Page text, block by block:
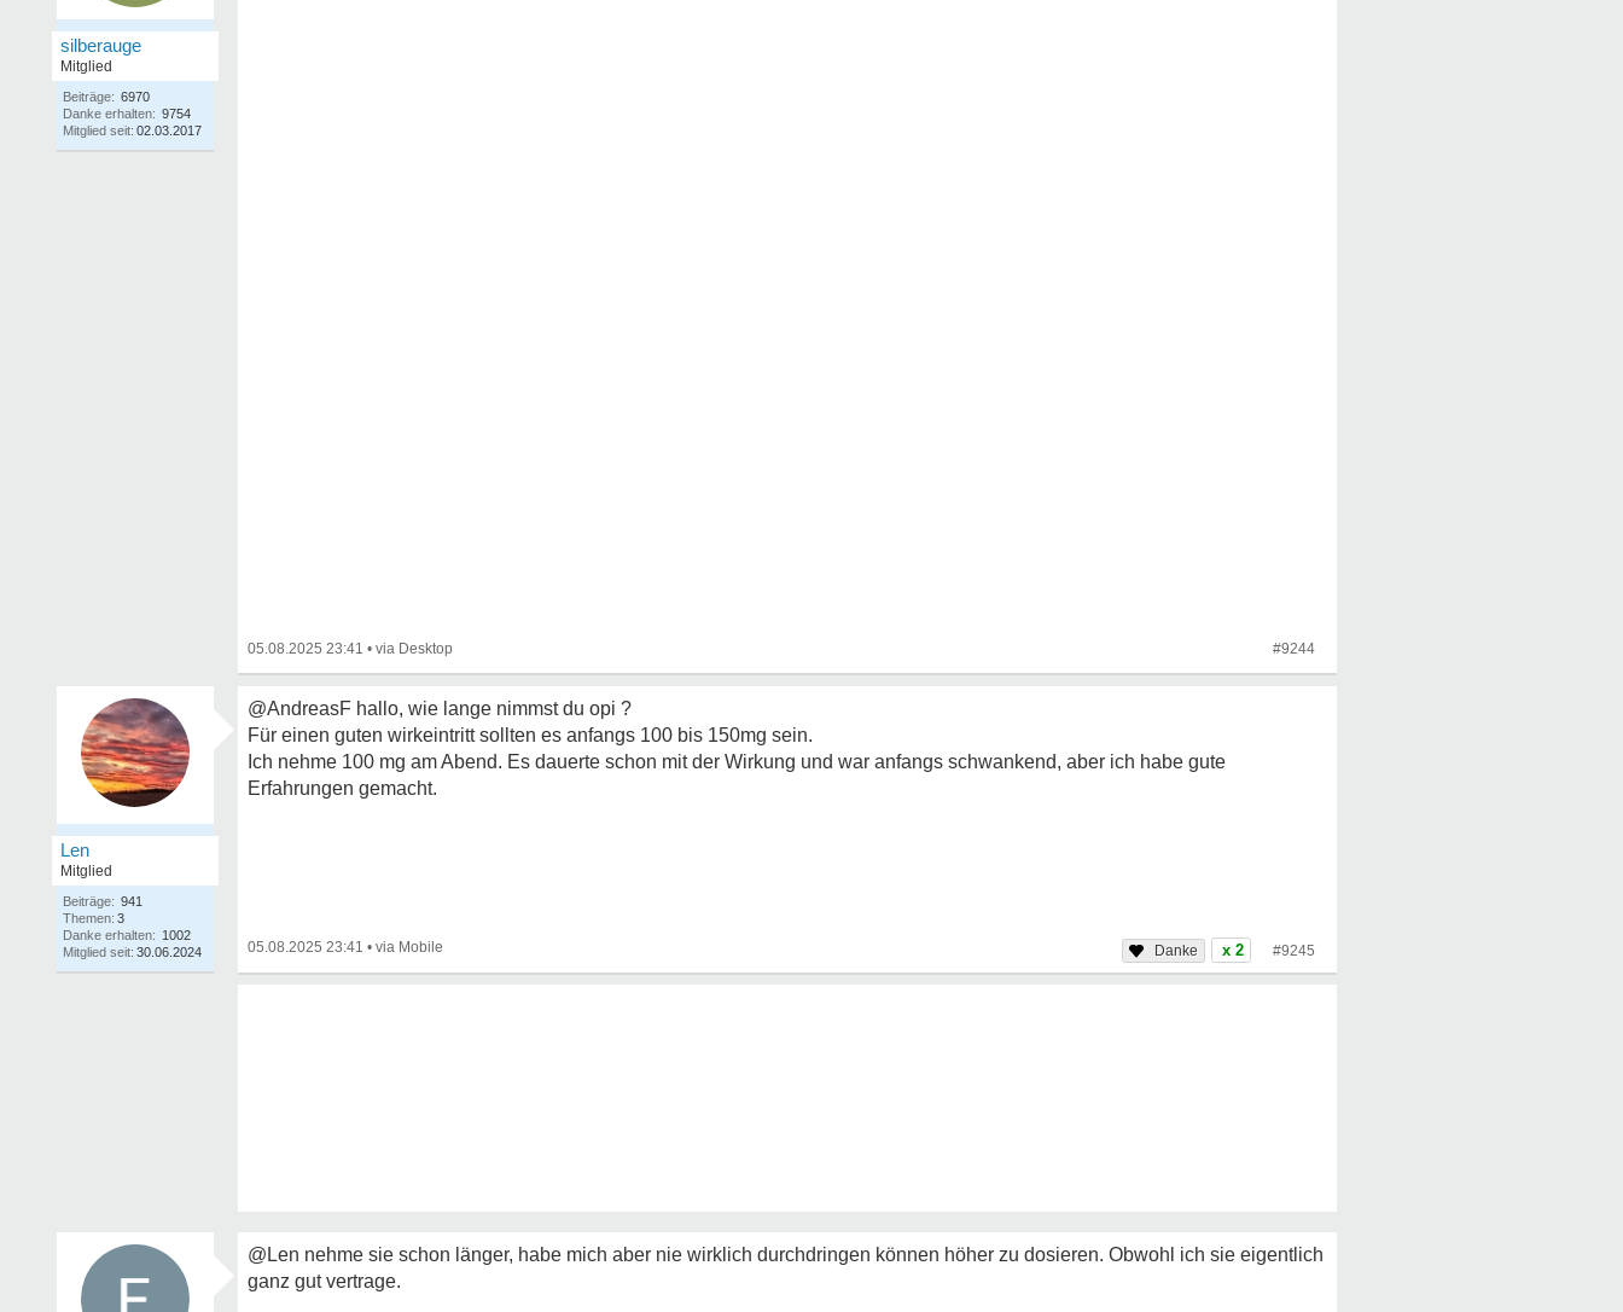
silberauge
Mitglied
Beiträge: 6970
Danke erhalten: 9754
Mitglied seit: 02.03.2017
05.08.2025 23:41 • #9244
Len
Mitglied
Beiträge: 941
Themen: 3
Danke erhalten: 1002
Mitglied seit: 30.06.2024
@AndreasF hallo, wie lange nimmst du opi ?
Für einen guten wirkeintritt sollten es anfangs 100 bis 150mg sein.
Ich nehme 100 mg am Abend. Es dauerte schon mit der Wirkung und war anfangs schwankend, aber ich habe gute
Erfahrungen gemacht.
05.08.2025 23:41 • x 2 #9245
@Len nehme sie schon länger, habe mich aber nie wirklich durchdringen können höher zu dosieren. Obwohl ich sie eigentlich
ganz gut vertrage.